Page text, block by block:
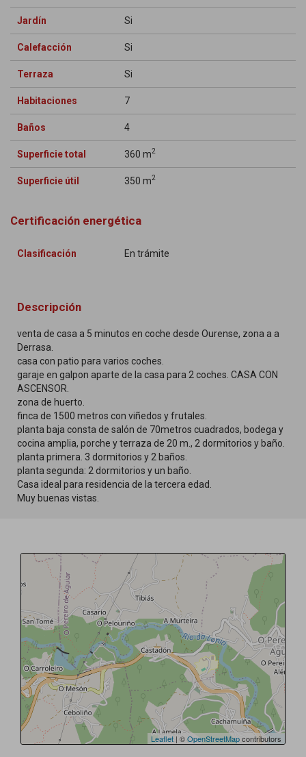
Jardín Si
Calefacción Si
Terraza Si
Habitaciones 7
Baños 4
Superficie total 360 m2
Superficie útil 350 m2
Certificación energética
Clasificación En trámite
Descripción
venta de casa a 5 minutos en coche desde Ourense, zona a a
Derrasa.
casa con patio para varios coches.
garaje en galpon aparte de la casa para 2 coches. CASA CON
ASCENSOR.
zona de huerto.
finca de 1500 metros con viñedos y frutales.
planta baja consta de salón de 70metros cuadrados, bodega y
cocina amplia, porche y terraza de 20 m., 2 dormitorios y baño.
planta primera. 3 dormitorios y 2 baños.
planta segunda: 2 dormitorios y un baño.
Casa ideal para residencia de la tercera edad.
Muy buenas vistas.
Leaflet | ©OpenStreetMapcontributors